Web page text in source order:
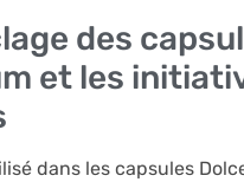
des
et les
dans les capsules